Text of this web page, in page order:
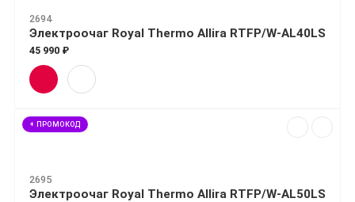
2694
Электроочаг Royal Thermo Allira RTFP/W-AL40LS
45 990 ₽
+ ПРОМОКОД
2695
Электроочаг Royal Thermo Allira RTFP/W-AL50LS